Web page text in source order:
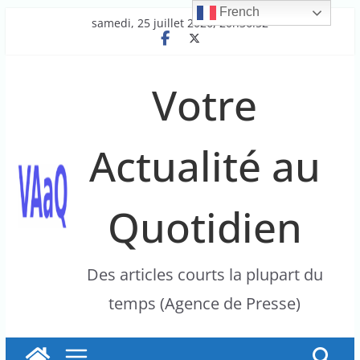
samedi, 25 juillet 2026, 20h36:52
Votre
Actualité au
Quotidien
Des articles courts la plupart du
temps (Agence de Presse)
French